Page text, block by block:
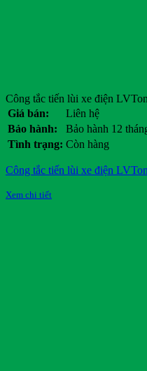
Công tắc tiến lùi xe điện
Giá bán:
Liên hệ
Bảo hành:
Bảo hành 12
Tình trạng: Còn hàng
Công tắc tiến lùi xe điện
Xem chi tiết